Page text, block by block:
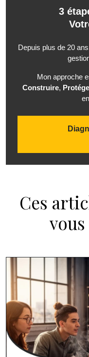
3
Depuis plus de 20
Mon approche
Construire,
Ces